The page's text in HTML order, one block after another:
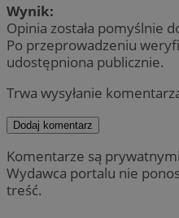
Wynik:
Opinia została pomyślnie
Po przeprowadzeniu
udostępniona publicznie.
Trwa wysyłanie
Dodaj komentarz
Komentarze są
Wydawca portalu nie
treść.